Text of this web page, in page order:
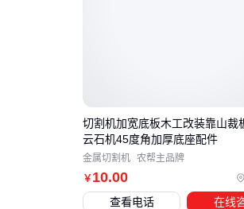
￥ 10.00
切割机加宽底板木工改装靠山裁
云石机45度角加厚底座配件
金属切割机 农帮主品牌
查看电话 在线